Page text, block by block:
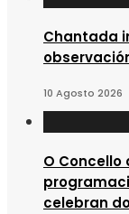
Chantada
10 Agosto 2026
O
celebran